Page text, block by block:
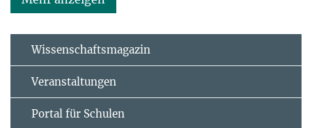
Wissenschaftsmagazin
Veranstaltungen
Portal für Schulen